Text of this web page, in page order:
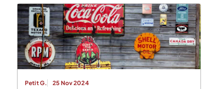
Petit G. 25 Nov 2024